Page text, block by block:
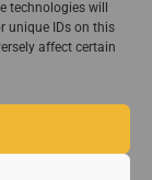
technologies will
unique IDs on this
affect certain